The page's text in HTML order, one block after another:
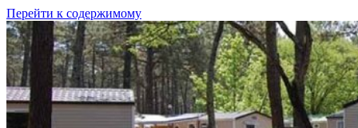
Перейти к содержимому